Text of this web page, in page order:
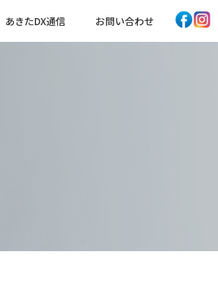
あきたDX通信 お問い合わせ